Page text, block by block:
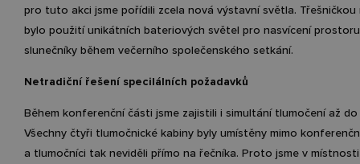
pro tuto akci jsme pořídili zcela nová výstavní světla.
bylo použití unikátních bateriových světel pro nasvícení
slunečníky během večerního společenského setkání.
Netradiční řešení specilálních požadavků
Během konferenční části jsme zajistili i simultání tlumočení až
Všechny čtyři tlumočnické kabiny byly umístěny mimo
a tlumočníci tak neviděli přímo na řečníka. Proto jsme v místnosti